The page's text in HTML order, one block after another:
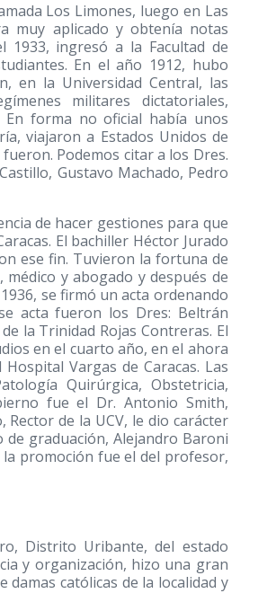
Los Limones, luego en Las
muy aplicado y obtenía notas
1933, ingresó a la Facultad de
En el año 1912, hubo
en la Universidad Central, las
militares dictatoriales,
En forma no oficial había unos
viajaron a Estados Unidos de
Podemos citar a los Dres.
Gustavo Machado, Pedro
de hacer gestiones para que
El bachiller Héctor Jurado
ese fin. Tuvieron la fortuna de
y abogado y después de
se firmó un acta ordenando
acta fueron los Dres: Beltrán
la Trinidad Rojas Contreras. El
en el cuarto año, en el ahora
Vargas de Caracas. Las
Quirúrgica, Obstetricia,
fue el Dr. Antonio Smith,
de la UCV, le dio carácter
de graduación, Alejandro Baroni
la promoción fue el del profesor,
Distrito Uribante, del estado
y organización, hizo una gran
católicas de la localidad y